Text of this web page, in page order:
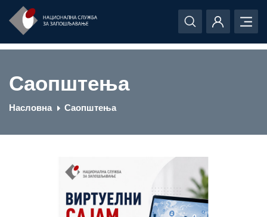
Саопштења
Насловна Саопштења